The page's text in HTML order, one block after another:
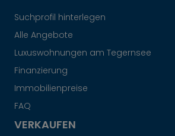
Suchprofil hinterlegen
Alle Angebote
Luxuswohnungen am Tegernsee
Finanzierung
Immobilienpreise
FAQ
VERKAUFEN